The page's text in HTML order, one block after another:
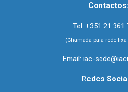
Contactos:
Tel: +351 21 361
(Chamada para rede
Email: iac-
Redes